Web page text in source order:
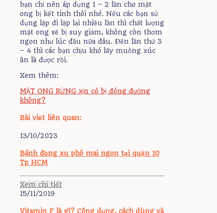
bạn chỉ nên áp dụng 1 – 2 lần cho mật
ong bị kết tinh thôi nhé. Nếu các bạn sử
dụng lặp đi lặp lại nhiều lần thì chất lượng
mật ong sẽ bị suy giảm, không còn thơm
ngon như lúc đầu nữa đâu. Đến lần thứ 3
– 4 thì các bạn chịu khó lấy muỗng xúc
ăn là được rồi.
Xem thêm:
MẬT ONG RỪNG xịn có bị đóng đường
không?
Bài viết liên quan:
13/10/2023
Bánh đồng xu phô mai ngon tại quận 10
Tp HCM
Xem chi tiết
15/11/2019
Vitamin F là gì? Công dụng, cách dùng và